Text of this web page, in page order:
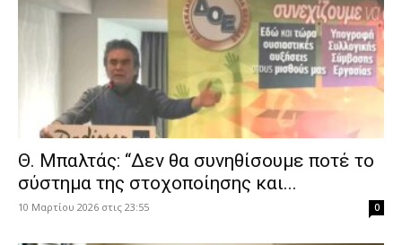
Θ. Μπαλτάς: “Δεν θα συνηθίσουμε ποτέ το
σύστημα της στοχοποίησης και...
10 Μαρτίου 2026 στις 23:55 0